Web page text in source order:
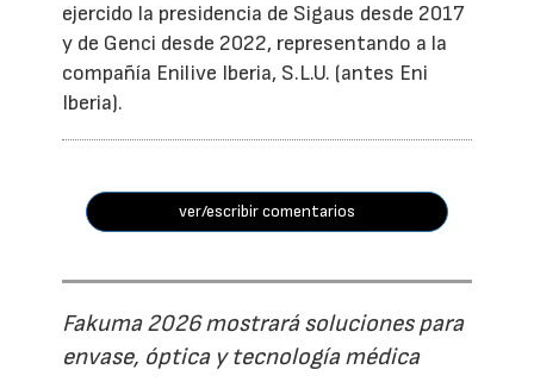
ejercido la presidencia de Sigaus desde 2017
y de Genci desde 2022, representando a la
compañía Enilive Iberia, S.L.U. (antes Eni
Iberia).
ver/escribir comentarios
Fakuma 2026 mostrará soluciones para
envase, óptica y tecnología médica